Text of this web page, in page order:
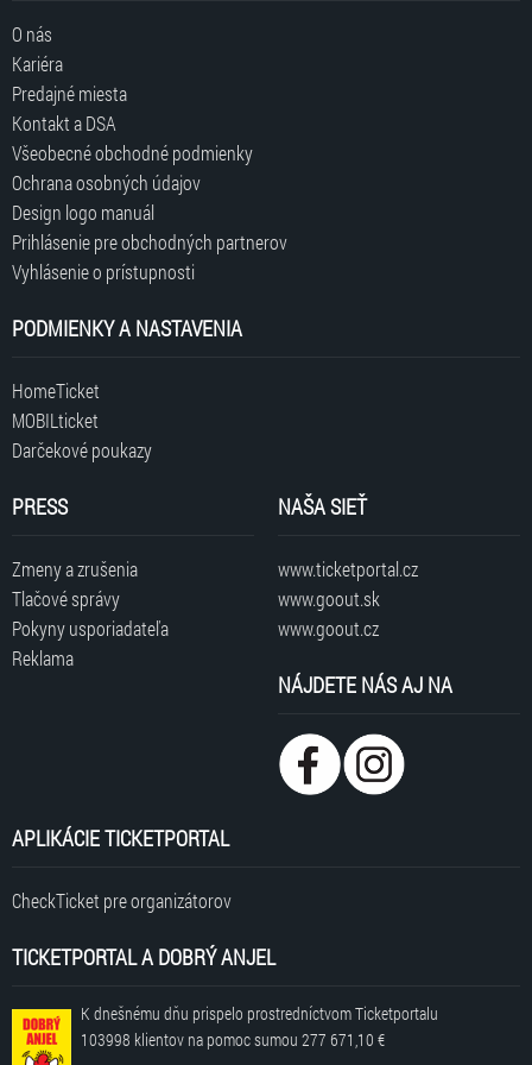
O nás
Kariéra
Predajné miesta
Kontakt a DSA
Všeobecné obchodné podmienky
Ochrana osobných údajov
Design logo manuál
Prihlásenie pre obchodných partnerov
Vyhlásenie o prístupnosti
PODMIENKY A NASTAVENIA
HomeTicket
MOBILticket
Darčekové poukazy
PRESS
Zmeny a zrušenia
Tlačové správy
Pokyny usporiadateľa
Reklama
NAŠA SIEŤ
www.ticketportal.cz
www.goout.sk
www.goout.cz
NÁJDETE NÁS AJ NA
APLIKÁCIE TICKETPORTAL
CheckTicket pre organizátorov
TICKETPORTAL A DOBRÝ ANJEL
K dnešnému dňu prispelo prostredníctvom Ticketportalu
103998 klientov na pomoc sumou 277 671,10 €